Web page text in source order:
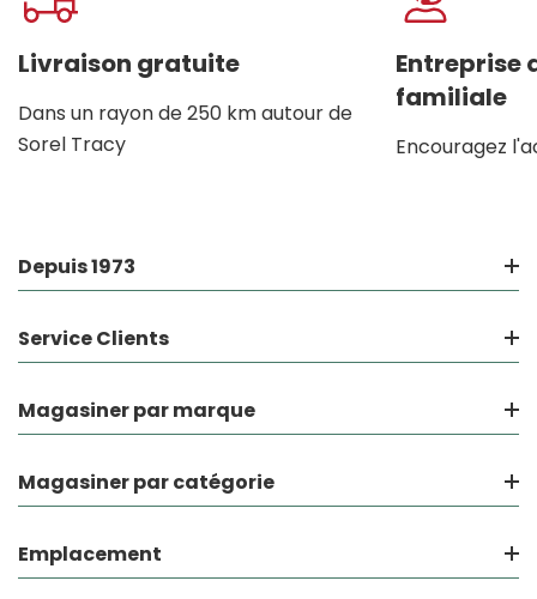
personnalisé
Livraison gratuite
Dans un rayon de 250 km autour de
Sorel Tracy
Entreprise
familiale
Encouragez
Depuis 1973
Service Clients
Magasiner par marque
Magasiner par catégorie
Emplacement